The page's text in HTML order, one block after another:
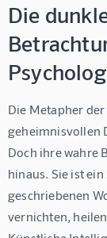
Die
Die Metapher
geheimnisvollen
Doch ihre wahre
hinaus. Sie ist
geschriebenen
vernichten,